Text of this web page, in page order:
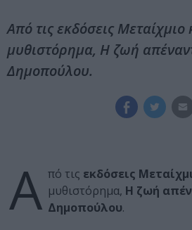
Από τις εκδόσεις
μυθιστόρημα, Η ζωή
Δημοπούλου.
Α πό τις εκδόσεις
μυθιστόρημα, Η ζωή
Δημοπούλου.